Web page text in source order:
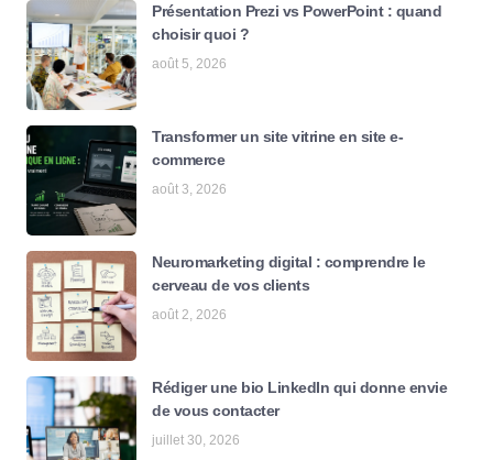
Présentation Prezi vs PowerPoint : quand
choisir quoi ?
août 5, 2026
Transformer un site vitrine en site e-
commerce
août 3, 2026
Neuromarketing digital : comprendre le
cerveau de vos clients
août 2, 2026
Rédiger une bio LinkedIn qui donne envie
de vous contacter
juillet 30, 2026